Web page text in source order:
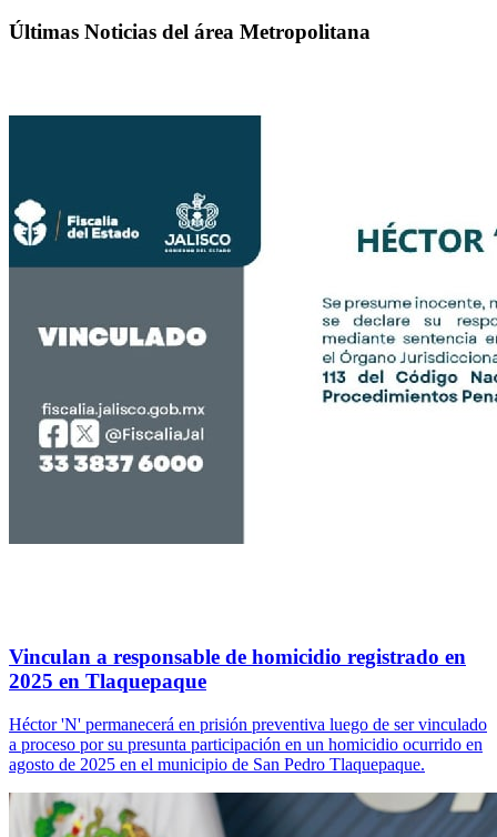
Últimas Noticias del área Metropolitana
Vinculan a responsable de homicidio registrado en
2025 en Tlaquepaque
Héctor 'N' permanecerá en prisión preventiva luego de ser vinculado
a proceso por su presunta participación en un homicidio ocurrido en
agosto de 2025 en el municipio de San Pedro Tlaquepaque.